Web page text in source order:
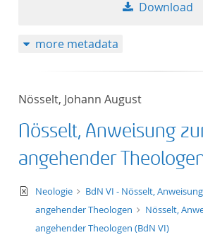
Download
more metadata
Nösselt, Johann August
Nösselt, Anweisung
angehender
text/xml
Neologie
BdN VI - Nösselt,
angehender Theologen
Nösselt,
angehender Theologen (BdN VI)